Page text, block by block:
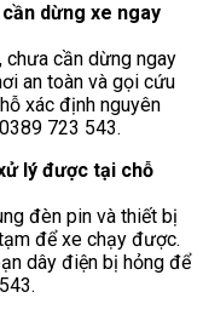
dừng xe ngay
chưa cần dừng ngay
an toàn và gọi cứu
xác định nguyên
723 543.
lý được tại chỗ
đèn pin và thiết bị
để xe chạy được.
dây điện bị hỏng để